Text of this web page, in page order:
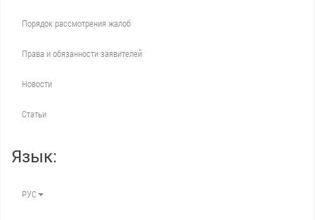
Порядок рассмотрения жалоб
Права и обязанности заявителей
Новости
Статьи
Язык:
РУС